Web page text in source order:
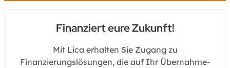
Finanziert eure Zukunft!
Mit Lica erhalten Sie Zugang zu
Finanzierungslösungen, die auf Ihr Übernahme-